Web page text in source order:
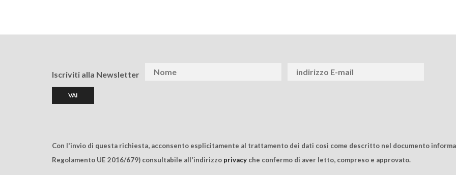
Iscriviti alla Newsletter
Con l'invio di questa richiesta, acconsento esplicitamente al trattamento dei dati così come descritto nel documento
Regolamento UE 2016/679) consultabile all'indirizzo privacy che confermo di aver letto, compreso e approvato.